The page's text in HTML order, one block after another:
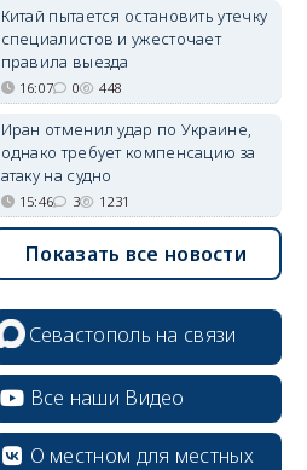
Китай пытается остановить утечку
специалистов и ужесточает
правила выезда
16:07 0 448
Иран отменил удар по Украине,
однако требует компенсацию за
атаку на судно
15:46 3 1231
Показать все новости
Севастополь на связи
Все наши Видео
О местном для местных